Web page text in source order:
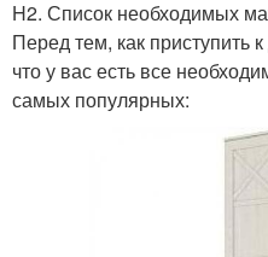
H2. Список необходимых
Перед тем, как приступить
что у вас есть все
самых популярных: